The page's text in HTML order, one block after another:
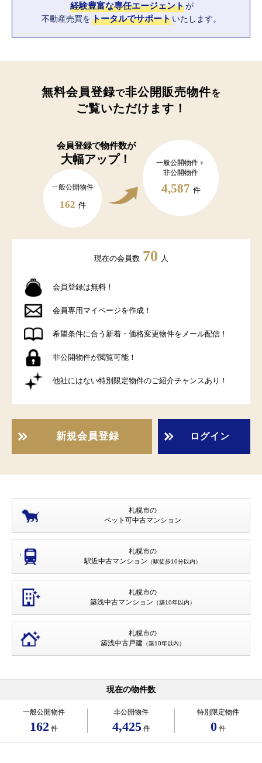
経験豊富な専任エージェントが
不動産売買をトータルでサポート いたします。
無料会員登録で非公開販売物件を
ご覧いただけます！
会員登録で物件数が
大幅アップ！
一般公開物件
162 件
一般公開物件＋
非公開物件
4,587 件
現在の会員数 70 人
会員登録は無料！
会員専用マイページを作成！
希望条件に合う新着・価格変更物件をメール配信！
非公開物件が閲覧可能！
他社にはない特別限定物件のご紹介チャンスあり！
新規会員登録 ログイン
札幌市の
ペット可中古マンション
札幌市の
駅近中古マンション （駅徒歩10分以内）
札幌市の
築浅中古マンション （築10年以内）
札幌市の
築浅中古戸建 （築10年以内）
現在の物件数
一般公開物件
162 件
非公開物件
4,425 件
特別限定物件
0 件